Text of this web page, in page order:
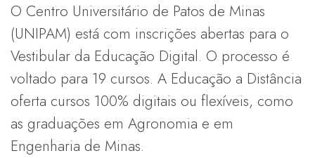
O Centro Universitário de Patos de Minas
(UNIPAM) está com inscrições abertas para o
Vestibular da Educação Digital. O processo é
voltado para 19 cursos. A Educação a Distância
oferta cursos 100% digitais ou flexíveis, como
as graduações em Agronomia e em
Engenharia de Minas.